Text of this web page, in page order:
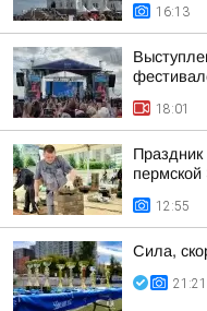
16:13
18:01
12:55
Сила,
21:21